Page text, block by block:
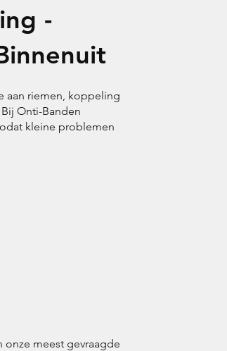
-
aan riemen, koppeling
Onti-Banden
kleine problemen
onze meest gevraagde